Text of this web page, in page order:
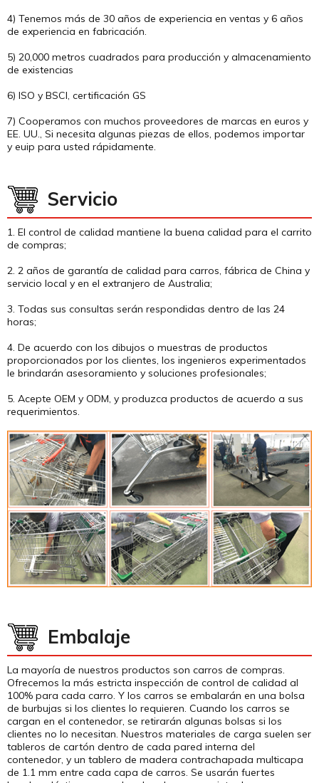
4) Tenemos más de 30 años de experiencia en ventas y 6 años
de experiencia en fabricación.
5) 20,000 metros cuadrados para producción y almacenamiento
de existencias
6) ISO y BSCI, certificación GS
7) Cooperamos con muchos proveedores de marcas en euros y
EE. UU., Si necesita algunas piezas de ellos, podemos importar
y euip para usted rápidamente.
Servicio
1. El control de calidad mantiene la buena calidad para el carrito
de compras;
2. 2 años de garantía de calidad para carros, fábrica de China y
servicio local y en el extranjero de Australia;
3. Todas sus consultas serán respondidas dentro de las 24
horas;
4. De acuerdo con los dibujos o muestras de productos
proporcionados por los clientes, los ingenieros experimentados
le brindarán asesoramiento y soluciones profesionales;
5. Acepte OEM y ODM, y produzca productos de acuerdo a sus
requerimientos.
Embalaje
La mayoría de nuestros productos son carros de compras.
Ofrecemos la más estricta inspección de control de calidad al
100% para cada carro. Y los carros se embalarán en una bolsa
de burbujas si los clientes lo requieren. Cuando los carros se
cargan en el contenedor, se retirarán algunas bolsas si los
clientes no lo necesitan. Nuestros materiales de carga suelen ser
tableros de cartón dentro de cada pared interna del
contenedor, y un tablero de madera contrachapada multicapa
de 1.1 mm entre cada capa de carros. Se usarán fuertes